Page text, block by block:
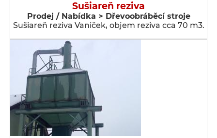
Sušiareň reziva
Prodej / Nabídka > Dřevoobráběcí stroje
Sušiareň reziva Vaniček, objem reziva cca 70 m3.